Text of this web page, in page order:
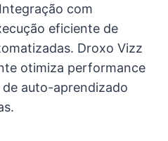
com
eficiente de
Droxo Vizz
otimiza performance
auto-aprendizado